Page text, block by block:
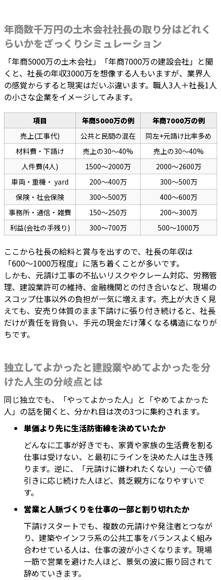
年商数千万円の土木会社社長の取り分はどれく
らいかをざっくりシミュレーション
「年商5000万の土木会社」「年商7000万の建設会社」と聞
くと、社長の年収3000万を想像する人もいますが、業界人
の感覚からすると現実はだいぶ違います。職人3人＋社長1人
の小さな企業をイメージしてみます。
項目 年商5000万の例
年商7000万の例
売上(工事代)
公共と民間の混在
同左+元請け比率多め
材料費・下請け
売上の30〜40%
売上の30〜40%
人件費(4人)
1500〜2000万
2000〜2600万
車両・重機・ yard
200〜400万
300〜500万
保険・社会保険
300〜500万
400〜600万
事務所・通信・雑費
150〜250万
200〜300万
利益(会社の手残り)
300〜700万 500〜1000万
ここから社長の給料と賞与を出すので、社長の年収は
「600〜1000万程度」に落ち着くことが多いです。
しかも、元請け工事の不払いリスクやクレーム対応、労務管
理、建設業許可の維持、金融機関との付き合いなど、現場の
スコップ仕事以外の負担が一気に増えます。売上が大きく見
えても、安売り体質のまま下請けに張り付き続けると、社長
だけが責任を背負い、手元の現金だけ薄くなる構造になりが
ちです。
独立してよかったと建設業やめてよかったを分
けた人生の分岐点とは
同じ独立でも、「やってよかった人」と「やめてよかった
人」の話を聞くと、分かれ目は次の3つに集約されます。
単価より先に生活防衛線を決めていたか
どんなに工事が好きでも、家賃や家族の生活費を割る
仕事は受けない、と最初にラインを決めた人は生き残
ります。逆に、「元請けに嫌われたくない」一心で値
引きに応じ続けた人ほど、貧乏親方になりやすいで
す。
営業と人脈づくりを仕事の一部と割り切れたか
下請けスタートでも、複数の元請けや発注者とつなが
り、建築やインフラ系の公共工事をバランスよく組み
合わせている人は、仕事の波が小さくなります。現場
一筋で営業を避けた人ほど、景気の波に振り回されて
辞めていきます。